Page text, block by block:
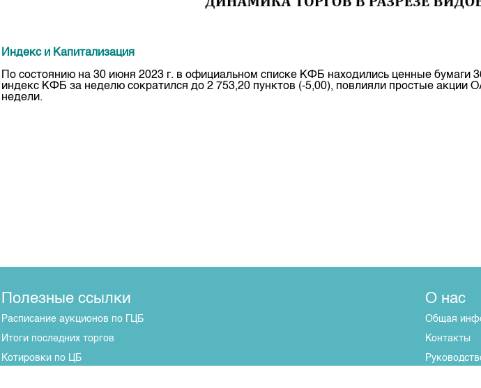
Индекс и Капитализация
По состоянию на 30 июня 2023 г. в официальном списке КФБ находились ценные
индекс КФБ за неделю сократился до 2 753,20 пунктов (-5,00), повлияли простые
недели.
Полезные ссылки
Расписание аукционов по ГЦБ
Итоги последних торгов
Котировки по ЦБ
О нас
Общая
Контакты